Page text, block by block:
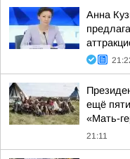
Анна
ещё
«Мать-
21:11